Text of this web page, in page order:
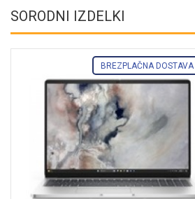
SORODNI IZDELKI
BREZPLAČNA DOSTAVA